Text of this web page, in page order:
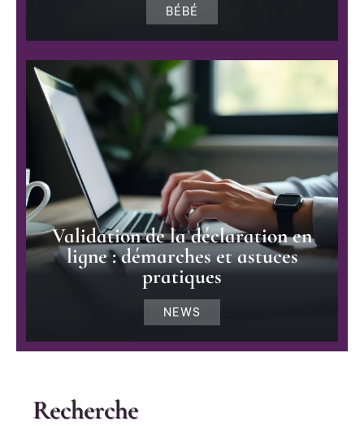
BÉBÉ
Validation de la déclaration en
ligne : démarches et astuces
pratiques
NEWS
Recherche